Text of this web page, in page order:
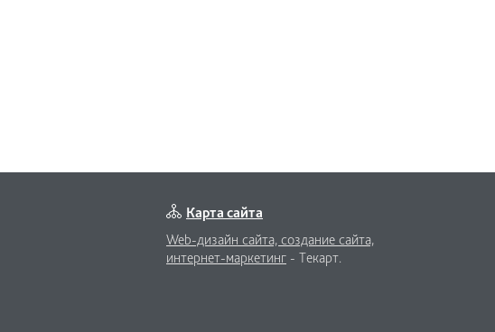
Карта сайта
Web-дизайн сайта, создание сайта,
интернет-маркетинг - Текарт.